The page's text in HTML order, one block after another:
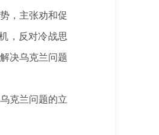
，主张劝和促
，反对冷战思
决乌克兰问题
克兰问题的立